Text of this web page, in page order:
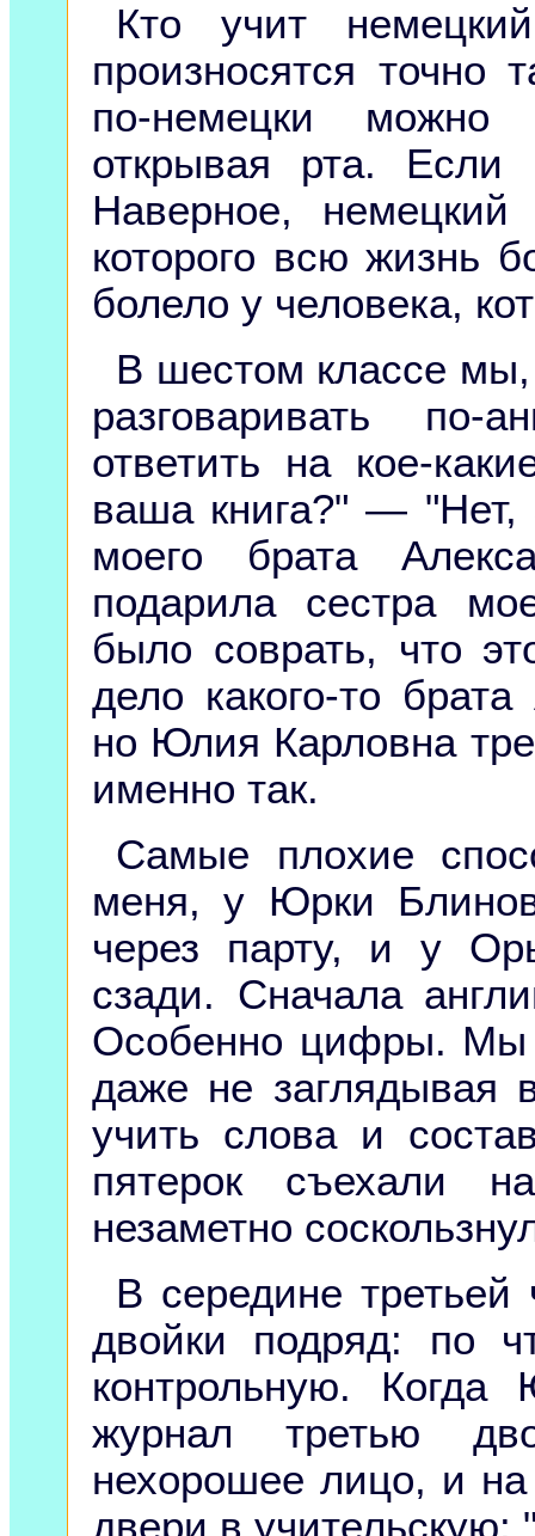
Кто учит
произносятся точно
по-немецки можно
открывая рта.
Наверное,
которого всю жизнь
болело у человека,
В шестом классе мы,
разговаривать
ответить на кое-
ваша книга?" — "Нет,
моего брата
подарила сестра
было соврать, что
дело какого-то
но Юлия Карловна
именно так.
Самые плохие
меня, у Юрки
через парту, и у
сзади. Сначала
Особенно цифры. Мы
даже не заглядывая
учить слова и
пятерок съехали
незаметно
В середине третьей
двойки подряд: по
контрольную.
журнал третью
нехорошее лицо, и на
двери в учительскую: